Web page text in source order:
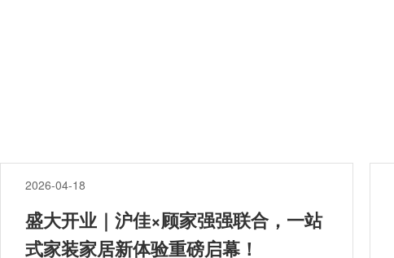
2026-04-18
盛大开业｜沪佳×顾家强强联合，一站
式家装家居新体验重磅启幕！